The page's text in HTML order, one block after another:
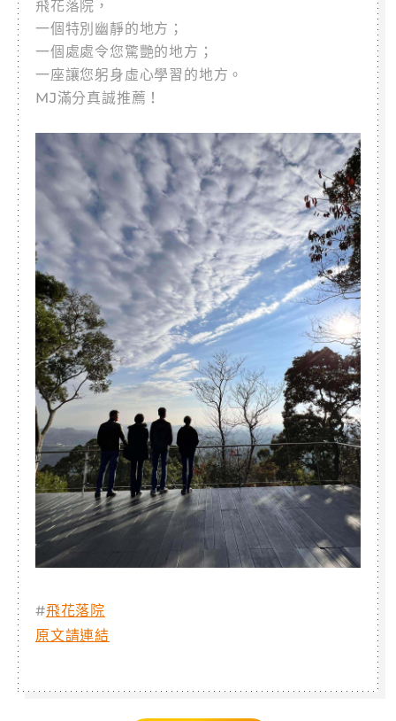
飛花落院，
一個特別幽靜的地方；
一個處處令您驚艷的地方；
一座讓您躬身虛心學習的地方。
MJ滿分真誠推薦！
#飛花落院
原文請連結